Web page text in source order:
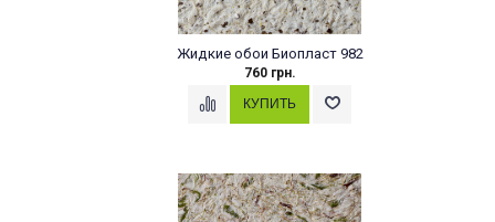
Жидкие обои Биопласт 982
760 грн.